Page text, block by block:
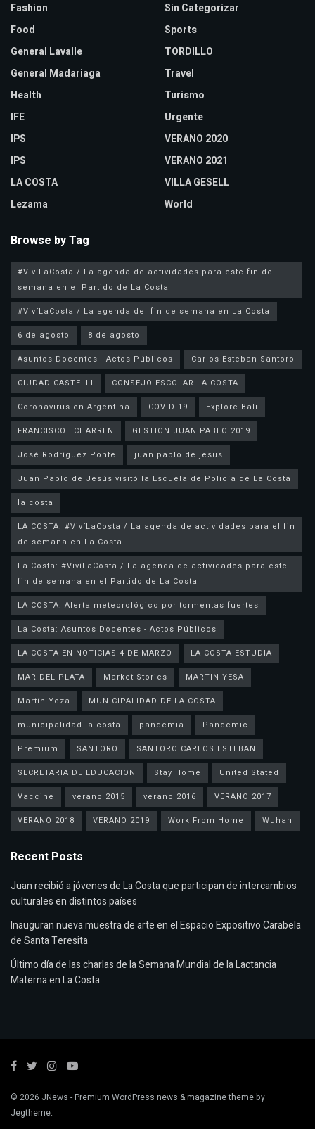
Fashion
Food
General Lavalle
General Madariaga
Health
IFE
IPS
IPS
LA COSTA
Lezama
Sin Categorizar
Sports
TORDILLO
Travel
Turismo
Urgente
VERANO 2020
VERANO 2021
VILLA GESELL
World
Browse by Tag
#VivíLaCosta / La agenda de actividades para este fin de
semana en el Partido de La Costa
#VivíLaCosta / La agenda del fin de semana en La Costa
6 de agosto
8 de agosto
Asuntos Docentes - Actos Públicos
Carlos Esteban Santoro
CIUDAD CASTELLI
CONSEJO ESCOLAR LA COSTA
Coronavirus en Argentina
COVID-19
Explore Bali
FRANCISCO ECHARREN
GESTION JUAN PABLO 2019
José Rodríguez Ponte
juan pablo de jesus
la costa
LA COSTA: #VivíLaCosta / La agenda de actividades para el fin
de semana en La Costa
La Costa: #VivíLaCosta / La agenda de actividades para este
fin de semana en el Partido de La Costa
LA COSTA: Alerta meteorológico por tormentas fuertes
La Costa: Asuntos Docentes - Actos Públicos
LA COSTA EN NOTICIAS 4 DE MARZO
LA COSTA ESTUDIA
MAR DEL PLATA
Market Stories
MARTIN YESA
Martín Yeza
MUNICIPALIDAD DE LA COSTA
municipalidad la costa
pandemia
Pandemic
Premium
SANTORO
SANTORO CARLOS ESTEBAN
SECRETARIA DE EDUCACION
Stay Home
United Stated
Vaccine
verano 2015 verano 2016
VERANO 2017
VERANO 2018
VERANO 2019 Work From Home Wuhan
Recent Posts
Juan recibió a jóvenes de La Costa que participan de intercambios
culturales en distintos países
Inauguran nueva muestra de arte en el Espacio Expositivo Carabela
de Santa Teresita
Último día de las charlas de la Semana Mundial de la Lactancia
Materna en La Costa
© 2026 JNews - Premium WordPress news & magazine theme by
Jegtheme.